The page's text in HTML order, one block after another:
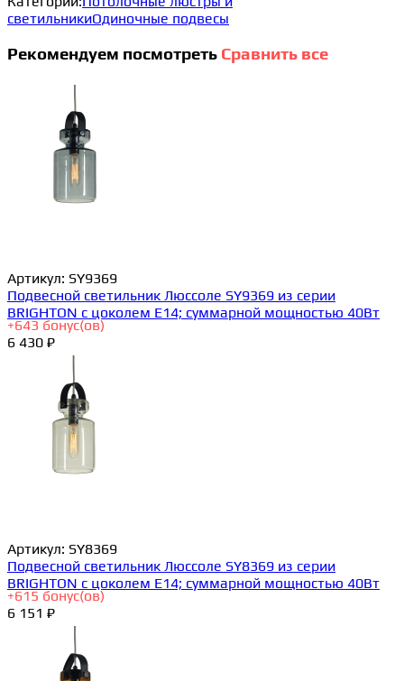
светильникиОдиночные подвесы
Рекомендуем посмотреть Сравнить все
Артикул: SY9369
Подвесной светильник Люссоле SY9369 из серии
BRIGHTON с цоколем E14; суммарной мощностью 40Вт
+643 бонус(ов)
6 430 ₽
Артикул: SY8369
Подвесной светильник Люссоле SY8369 из серии
BRIGHTON с цоколем E14; суммарной мощностью 40Вт
+615 бонус(ов)
6 151 ₽